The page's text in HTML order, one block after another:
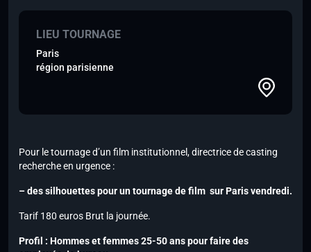
LIEU TOURNAGE
Paris
région parisienne
Pour le tournage d’un film institutionnel, directrice de casting
recherche en urgence :
– des silhouettes pour un tournage de film sur Paris vendredi.
Tarif 180 euros Brut la journée.
Profil : Hommes et femmes 25-50 ans pour faire des